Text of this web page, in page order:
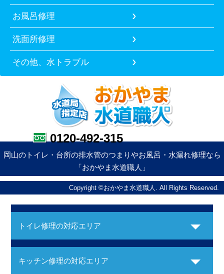
お風呂修理
洗面所修理
その他、水トラブル
0120-492-315
岡山のトイレ・台所の排水管のつまりやお風呂・水漏れ修理なら
「おかやま水道職人」
Copyright ©おかやま水道職人. All Rights Reserved.
トイレ修理の対応エリア
キッチン修理の対応エリア